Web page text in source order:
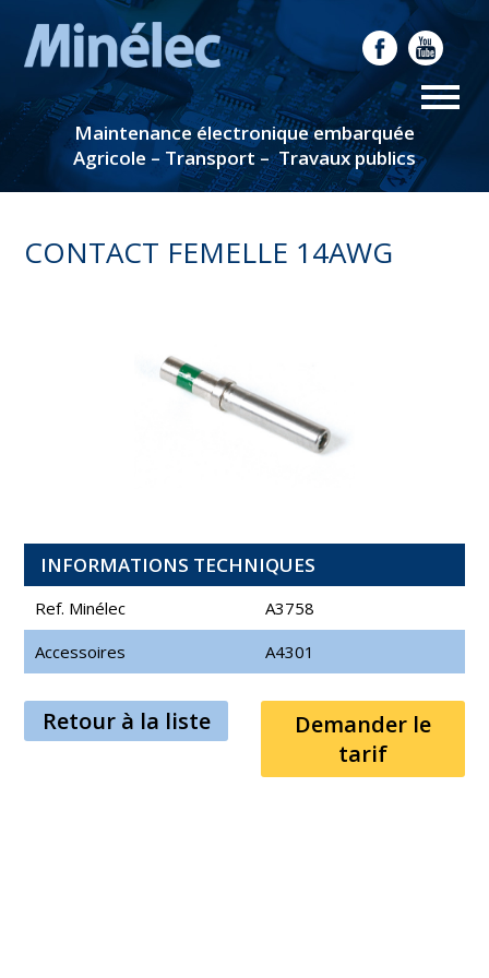
Maintenance électronique embarquée
Agricole – Transport – Travaux publics
CONTACT FEMELLE 14AWG
INFORMATIONS TECHNIQUES
Ref. Minélec
A3758
Accessoires
A4301
Retour à la liste
Demander le
tarif